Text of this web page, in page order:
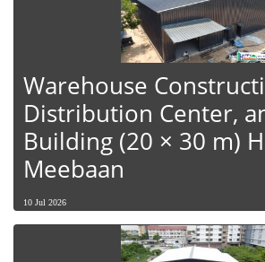
Warehouse
Distribution Center,
Building (20 × 30 m)
Meebaan
10 Jul 2026